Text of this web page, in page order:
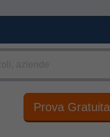
Prova Gratuita